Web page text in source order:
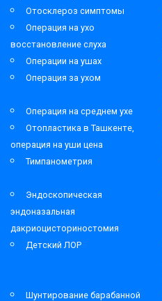
Отосклероз симптомы
Операция на ухо
восстановление слуха
Операции на ушах
Операция за ухом
Операция на среднем ухе
Отопластика в Ташкенте,
операция на уши цена
Тимпанометрия
Эндоскопическая
эндоназальная
дакриоцисториностомия
Детский ЛОР
Шунтирование барабанной